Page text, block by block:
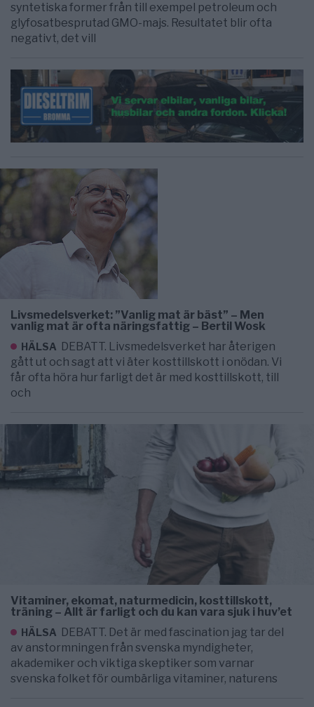
syntetiska former från till exempel petroleum och
glyfosatbesprutad GMO-majs. Resultatet blir ofta
negativt, det vill
Livsmedelsverket: ”Vanlig mat är bäst” – Men
vanlig mat är ofta näringsfattig – Bertil Wosk
HÄLSA DEBATT. Livsmedelsverket har återigen
gått ut och sagt att vi äter kosttillskott i onödan. Vi
får ofta höra hur farligt det är med kosttillskott, till
och
Vitaminer, ekomat, naturmedicin, kosttillskott,
träning – Allt är farligt och du kan vara sjuk i huv’et
HÄLSA DEBATT. Det är med fascination jag tar del
av anstormningen från svenska myndigheter,
akademiker och viktiga skeptiker som varnar
svenska folket för oumbärliga vitaminer, naturens